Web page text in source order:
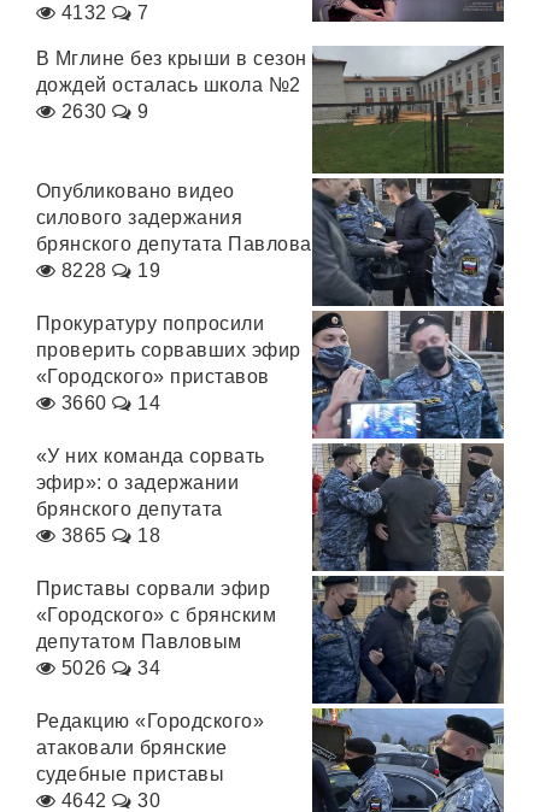
4132
7
В Мглине без крыши в сезон
дождей осталась школа №2
2630
9
Опубликовано видео
силового задержания
брянского депутата Павлова
8228
19
Прокуратуру попросили
проверить сорвавших эфир
«Городского» приставов
3660
14
«У них команда сорвать
эфир»: о задержании
брянского депутата
3865
18
Приставы сорвали эфир
«Городского» с брянским
депутатом Павловым
5026
34
Редакцию «Городского»
атаковали брянские
судебные приставы
4642
30